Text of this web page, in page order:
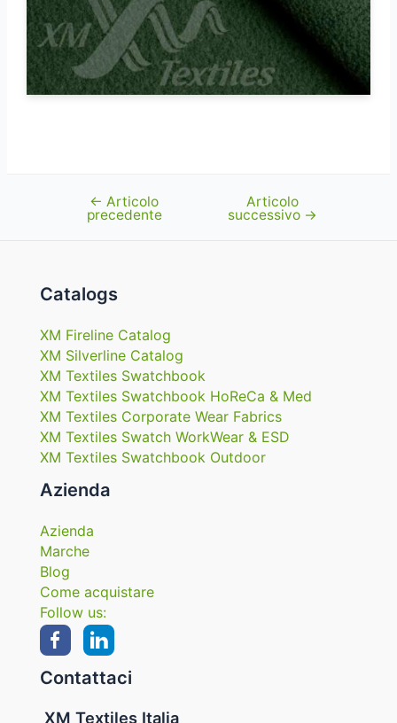
Navigazione
articoli
← Articolo
precedente
Articolo
successivo →
Catalogs
XM Fireline Catalog
XM Silverline Catalog
XM Textiles Swatchbook
XM Textiles Swatchbook HoReCa & Med
XM Textiles Corporate Wear Fabrics
XM Textiles Swatch WorkWear & ESD
XM Textiles Swatchbook Outdoor
Azienda
Azienda
Marche
Blog
Come acquistare
Follow us:
Contattaci
XM Textiles Italia